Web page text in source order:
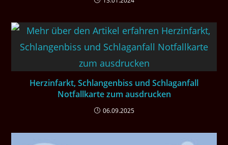
Herzinfarkt, Schlangenbiss und Schlaganfall
Notfallkarte zum ausdrucken
06.09.2025